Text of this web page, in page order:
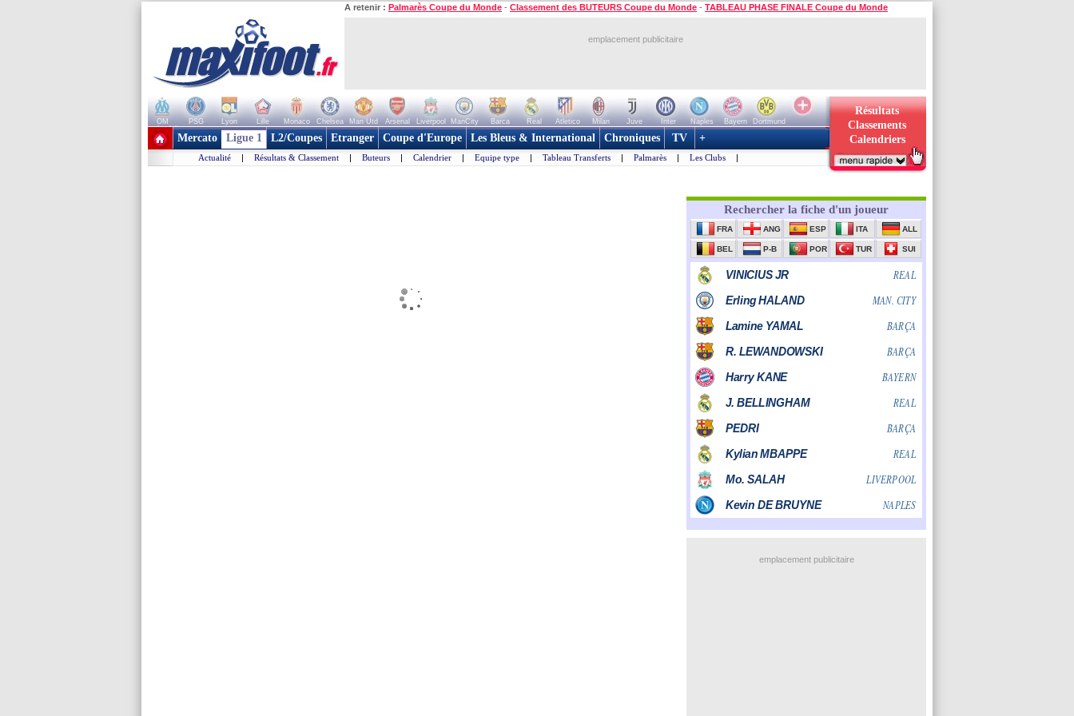
A retenir : Palmarès Coupe du Monde - Classement des BUTEURS Coupe du Monde - TABLEAU PHASE FINALE Coupe du Monde
emplacement publicitaire
OM PSG Lyon Lille Monaco Chelsea Man Utd Arsenal Liverpool ManCity Barca Real Atletico Milan Juve Inter Naples Bayern
Dortmund
+ de clubs
Résultats
Classements
Calendriers
Mercato Ligue 1 L2/Coupes Etranger Coupe d'Europe Les Bleus & International Chroniques TV +
Actualité | Résultats & Classement | Buteurs | Calendrier | Equipe type | Tableau Transferts | Palmarès | Les Clubs |
emplacement publicitaire